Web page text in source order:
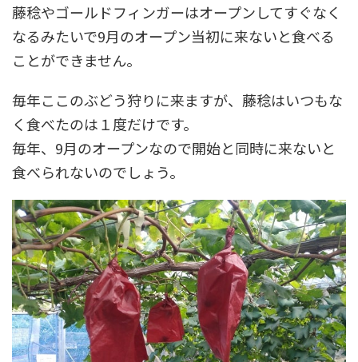
藤稔やゴールドフィンガーはオープンしてすぐなく
なるみたいで9月のオープン当初に来ないと食べる
ことができません。
毎年ここのぶどう狩りに来ますが、藤稔はいつもな
く食べたのは１度だけです。
毎年、9月のオープンなので開始と同時に来ないと
食べられないのでしょう。